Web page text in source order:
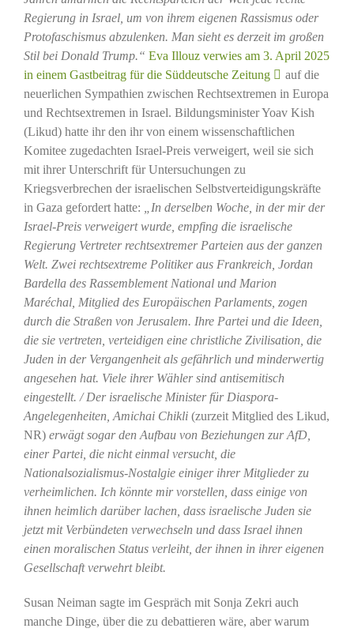
Regierung in Israel, um von ihrem eigenen Rassismus oder
Protofaschismus abzulenken. Man sieht es derzeit im großen
Stil bei Donald Trump.“ Eva Illouz verwies am 3. April 2025
in einem Gastbeitrag für die Süddeutsche Zeitung
auf die
neuerlichen Sympathien zwischen Rechtsextremen in Europa
und Rechtsextremen in Israel. Bildungsminister Yoav Kish
(Likud) hatte ihr den ihr von einem wissenschaftlichen
Komitee zugedachten Israel-Preis verweigert, weil sie sich
mit ihrer Unterschrift für Untersuchungen zu
Kriegsverbrechen der israelischen Selbstverteidigungskräfte
in Gaza gefordert hatte:
„In derselben Woche, in der mir der
Israel-Preis verweigert wurde, empfing die israelische
Regierung Vertreter rechtsextremer Parteien aus der ganzen
Welt. Zwei rechtsextreme Politiker aus Frankreich, Jordan
Bardella des Rassemblement National und Marion
Maréchal, Mitglied des Europäischen Parlaments, zogen
durch die Straßen von Jerusalem. Ihre Partei und die Ideen,
die sie vertreten, verteidigen eine christliche Zivilisation, die
Juden in der Vergangenheit als gefährlich und minderwertig
angesehen hat. Viele ihrer Wähler sind antisemitisch
eingestellt. / Der israelische Minister für Diaspora-
Angelegenheiten, Amichai Chikli (zurzeit Mitglied des Likud,
NR)erwägt sogar den Aufbau von Beziehungen zur AfD,
einer Partei, die nicht einmal versucht, die
Nationalsozialismus-Nostalgie einiger ihrer Mitglieder zu
verheimlichen. Ich könnte mir vorstellen, dass einige von
ihnen heimlich darüber lachen, dass israelische Juden sie
jetzt mit Verbündeten verwechseln und dass Israel ihnen
einen moralischen Status verleiht, der ihnen in ihrer eigenen
Gesellschaft verwehrt bleibt.
Susan Neiman sagte im Gespräch mit Sonja Zekri auch
manche Dinge, über die zu debattieren wäre, aber warum